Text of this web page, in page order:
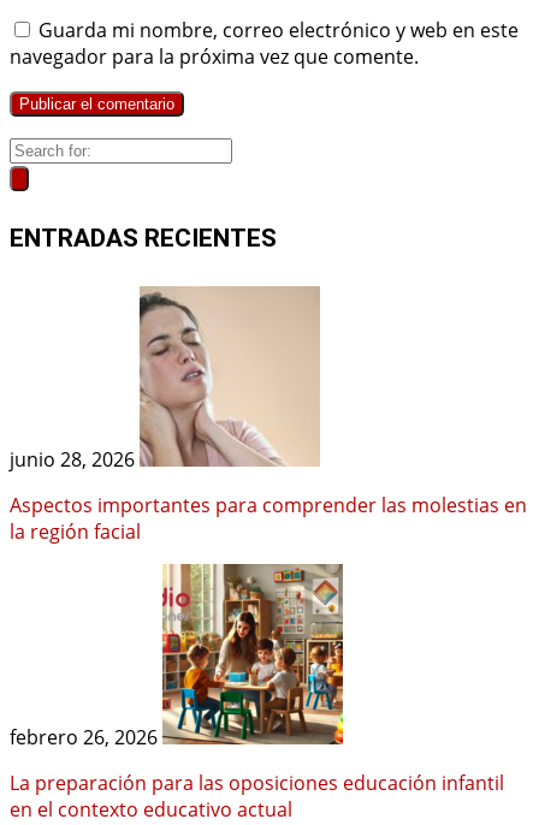
Guarda mi nombre, correo electrónico y web en este
navegador para la próxima vez que comente.
ENTRADAS RECIENTES
junio 28, 2026
Aspectos importantes para comprender las molestias en
la región facial
febrero 26, 2026
La preparación para las oposiciones educación infantil
en el contexto educativo actual